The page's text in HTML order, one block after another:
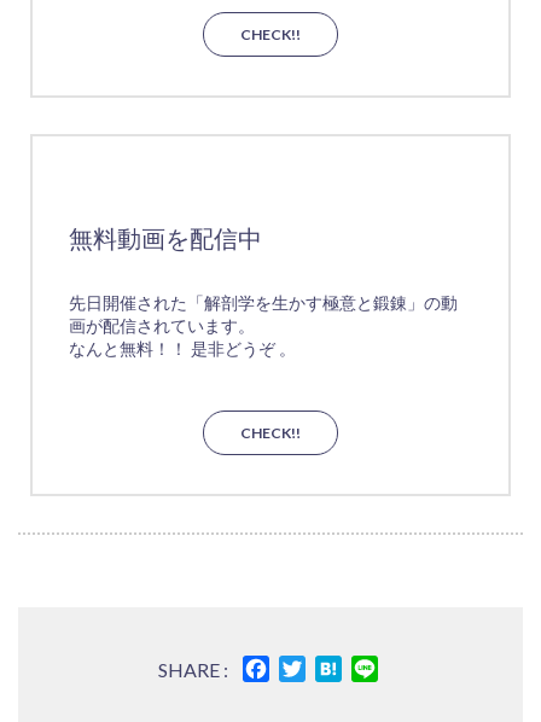
CHECK!!
無料動画を配信中
先日開催された「解剖学を生かす極意と鍛錬」の動
画が配信されています。
なんと無料！！ 是非どうぞ 。
CHECK!!
SHARE : FacebookTwitterHatena